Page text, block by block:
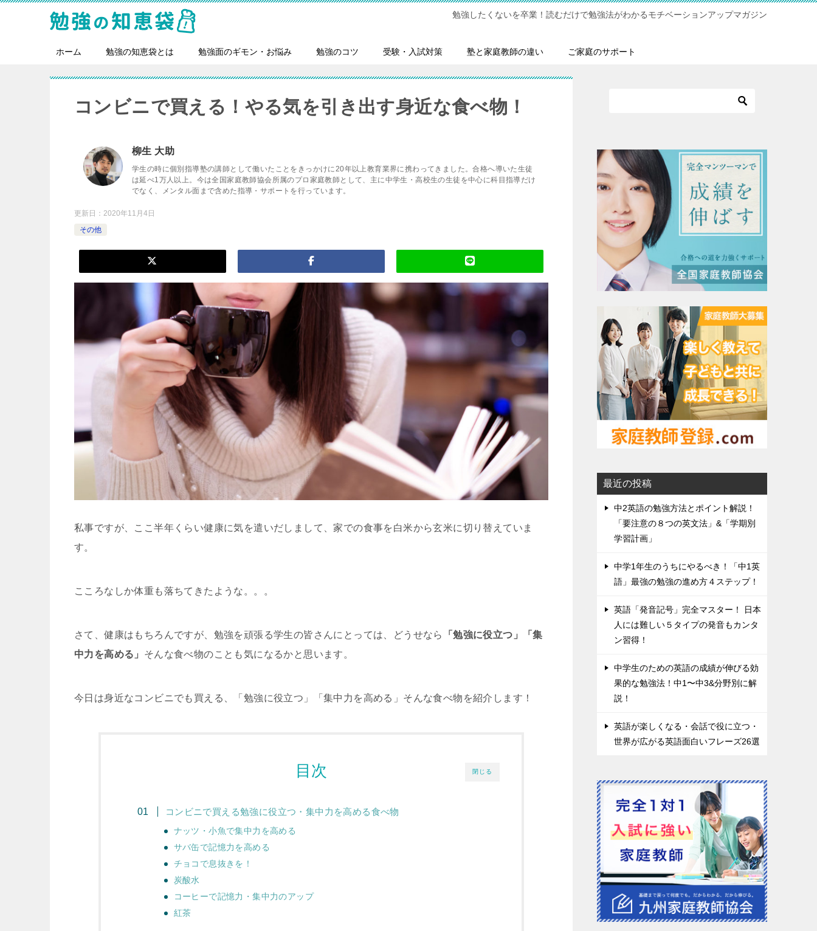
勉強したくないを卒業！読むだけで勉強法がわかるモチベーションアップマガジン
ホーム 勉強の知恵袋とは 勉強面のギモン・お悩み 勉強のコツ 受験・入試対策 塾と家庭教師の違い ご家庭のサポート
コンビニで買える！やる気を引き出す身近な食べ物！
柳生 大助
学生の時に個別指導塾の講師として働いたことをきっかけに20年以上教育業界に携わってきました。合格へ導いた生徒
は延べ1万人以上。今は全国家庭教師協会所属のプロ家庭教師として、主に中学生・高校生の生徒を中心に科目指導だけ
でなく、メンタル面まで含めた指導・サポートを行っています。
更新日： 2020年11月4日
その他
私事ですが、ここ半年くらい健康に気を遣いだしまして、家での食事を白米から玄米に切り替えていま
す。
こころなしか体重も落ちてきたような。。。
さて、健康はもちろんですが、勉強を頑張る学生の皆さんにとっては、どうせなら
「勉強に役立つ」「集
中力を高める」 そんな食べ物のことも気になるかと思います。
今日は身近なコンビニでも買える、「勉強に役立つ」「集中力を高める」そんな食べ物を紹介します！
閉じる
目次
コンビニで買える勉強に役立つ・集中力を高める食べ物
ナッツ・小魚で集中力を高める
サバ缶で記憶力を高める
チョコで息抜きを！
炭酸水
コーヒーで記憶力・集中力のアップ
紅茶
最近の投稿
中2英語の勉強方法とポイント解説！
「要注意の８つの英文法」&「学期別
学習計画」
中学1年生のうちにやるべき！「中1英
語」最強の勉強の進め方４ステップ！
英語「発音記号」完全マスター！ 日本
人には難しい５タイプの発音もカンタ
ン習得！
中学生のための英語の成績が伸びる効
果的な勉強法！中1〜中3&分野別に解
説！
英語が楽しくなる・会話で役に立つ・
世界が広がる英語面白いフレーズ26選